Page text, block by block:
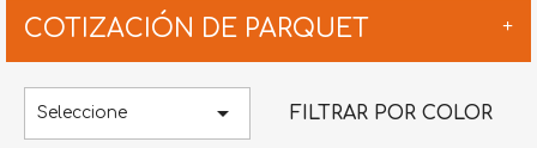
COTIZACIÓN DE PARQUET
Abrasivos
Accesorios
Seleccione  FILTRAR POR COLOR